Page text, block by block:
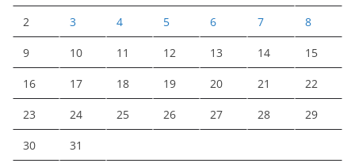
2 3 4 5 6 7 8
9 10 11 12 13 14 15
16 17 18 19 20 21 22
23 24 25 26 27 28 29
30 31